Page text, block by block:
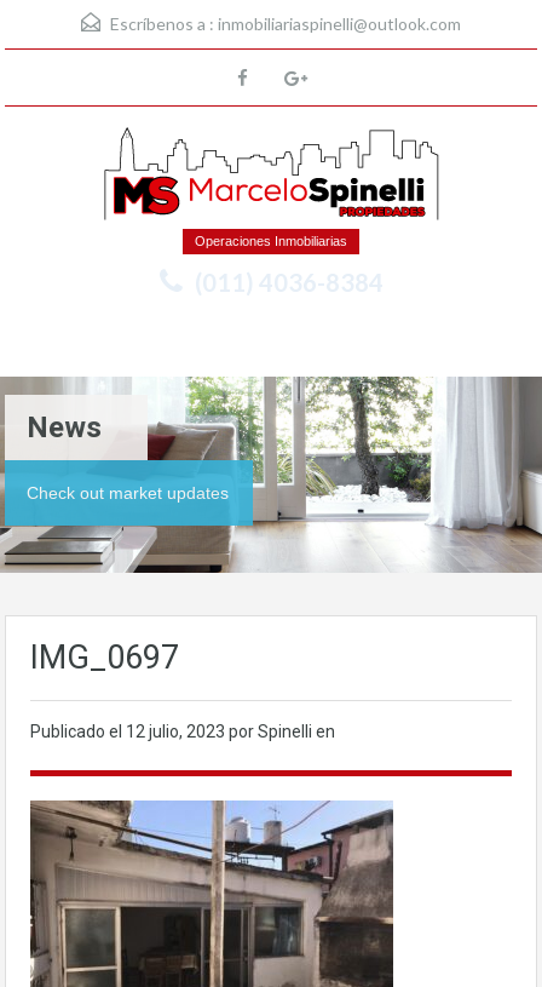
Escríbenos a : inmobiliariaspinelli@outlook.com
Operaciones Inmobiliarias
(011) 4036-8384
News
Check out market updates
IMG_0697
Publicado el 12 julio, 2023 por Spinelli en